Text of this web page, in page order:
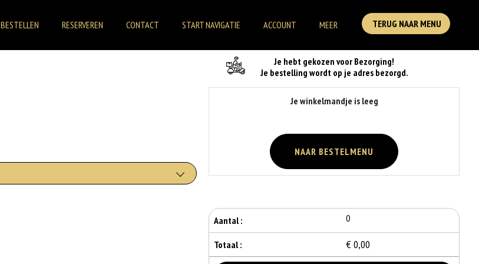
BESTELLEN RESERVEREN CONTACT START NAVIGATIE ACCOUNT MEER TERUG NAAR MENU
Je hebt gekozen voor Bezorging!
Je bestelling wordt op je adres bezorgd.
Je winkelmandje is leeg
NAAR BESTELMENU
Aantal : 0
Totaal : € 0,00
Je Bestelling